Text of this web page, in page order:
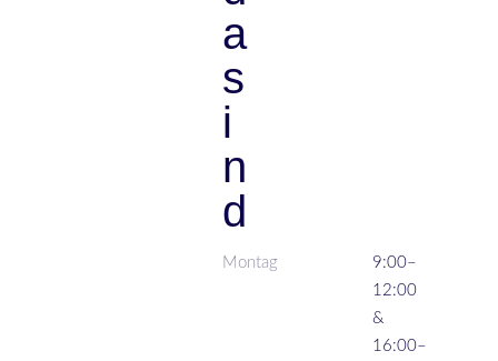
a
s
i
n
d
Montag
9:00–
12:00
&
16:00–